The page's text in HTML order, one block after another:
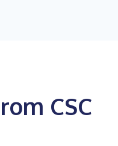
CSC